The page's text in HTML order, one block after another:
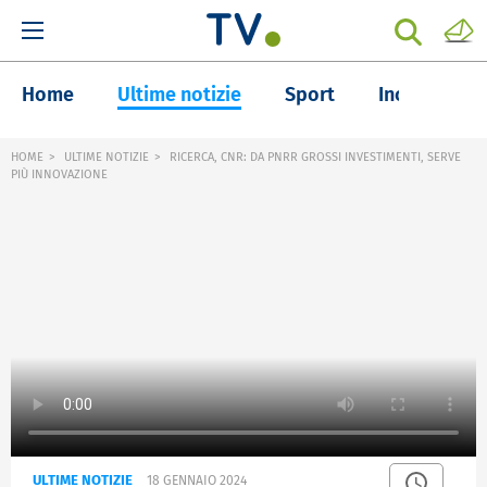
Home Ultime notizie Sport Inchieste
HOME ULTIME NOTIZIE
RICERCA, CNR: DA PNRR GROSSI INVESTIMENTI, SERVE
PIÙ INNOVAZIONE
ULTIME NOTIZIE 18 GENNAIO 2024